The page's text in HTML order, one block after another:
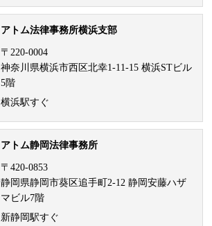
アトム法律事務所横浜支部
〒220-0004
神奈川県横浜市西区北幸1-11-15 横浜STビル
5階
横浜駅すぐ
アトム静岡法律事務所
〒420-0853
静岡県静岡市葵区追手町2-12 静岡安藤ハザ
マビル7階
新静岡駅すぐ